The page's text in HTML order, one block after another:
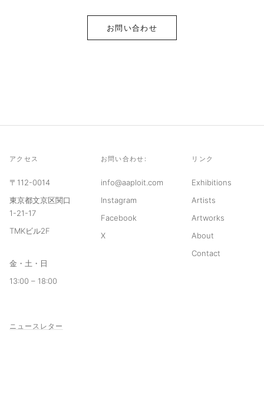
お問い合わせ
アクセス
〒112-0014
東京都文京区関口
1-21-17
TMKビル2F
金・土・日
13:00 – 18:00
お問い合わせ:
info@aaploit.com
Instagram
Facebook
X
リンク
Exhibitions
Artists
Artworks
About
Contact
ニュースレター